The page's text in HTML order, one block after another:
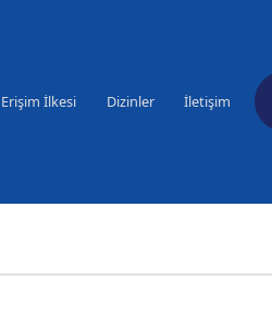
Erişim İlkesi Dizinler İletişim